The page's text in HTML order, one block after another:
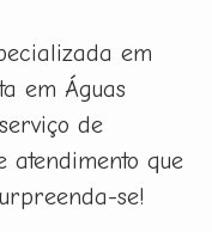
em
em Águas
de
atendimento que
se!